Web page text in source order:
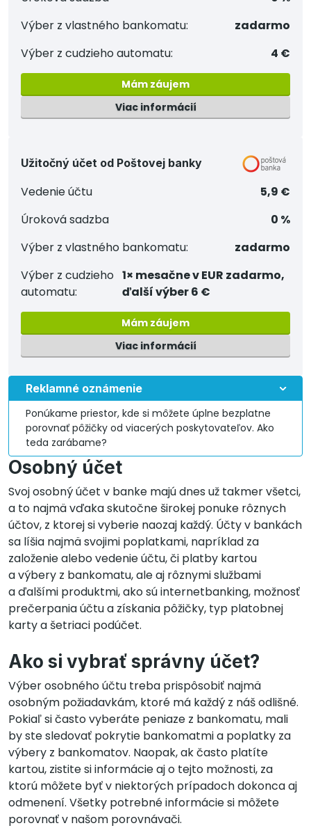
Výber z vlastného bankomatu:
zadarmo
Výber z cudzieho automatu:
4 €
Mám záujem
Viac informácií
Užitočný účet od Poštovej banky
Vedenie účtu
5,9 €
Úroková sadzba
0 %
Výber z vlastného bankomatu:
zadarmo
Výber z cudzieho
automatu:
1× mesačne v EUR zadarmo,
ďalší výber 6 €
Mám záujem
Viac informácií
Reklamné oznámenie
Ponúkame priestor, kde si môžete úplne bezplatne
porovnať pôžičky od viacerých poskytovateľov. Ako
teda zarábame?
Osobný účet
Svoj osobný účet v banke majú dnes už takmer všetci,
a to najmä vďaka skutočne širokej ponuke rôznych
účtov, z ktorej si vyberie naozaj každý. Účty v bankách
sa líšia najmä svojimi poplatkami, napríklad za
založenie alebo vedenie účtu, či platby kartou
a výbery z bankomatu, ale aj rôznymi službami
a ďalšími produktmi, ako sú internetbanking, možnosť
prečerpania účtu a získania pôžičky, typ platobnej
karty a šetriaci podúčet.
Ako si vybrať správny účet?
Výber osobného účtu treba prispôsobiť najmä
osobným požiadavkám, ktoré má každý z náš odlišné.
Pokiaľ si často vyberáte peniaze z bankomatu, mali
by ste sledovať pokrytie bankomatmi a poplatky za
výbery z bankomatov. Naopak, ak často platíte
kartou, zistite si informácie aj o tejto možnosti, za
ktorú môžete byť v niektorých prípadoch dokonca aj
odmenení. Všetky potrebné informácie si môžete
porovnať v našom porovnávači.